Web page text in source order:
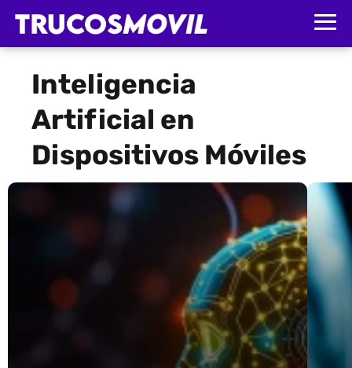
Inteligencia
Artificial en
Dispositivos Móviles